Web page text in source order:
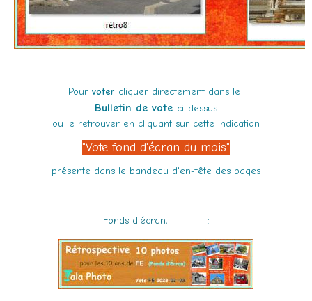
Pour voter cliquer directement dans le
Bulletin de vote ci-dessus
ou le retrouver en cliquant sur cette indication
"Vote fond d'écran du mois"
présente dans le bandeau d'en-tête des pages
Fonds d'écran, :